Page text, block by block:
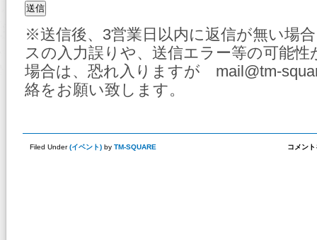
※送信後、3営業日以内に返信が無い場
スの入力誤りや、送信エラー等の可能
場合は、恐れ入りますが mail@tm-
絡をお願い致します。
Filed Under(イベント) by TM-SQUARE
2026
コメン